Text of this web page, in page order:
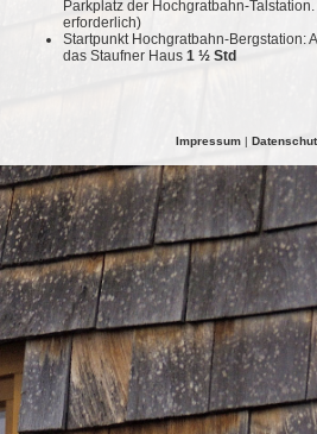
Parkplatz der Hochgratbahn-Talstation.
erforderlich)
Startpunkt Hochgratbahn-Bergstation:
das Staufner Haus 1 ½ Std
Impressum |